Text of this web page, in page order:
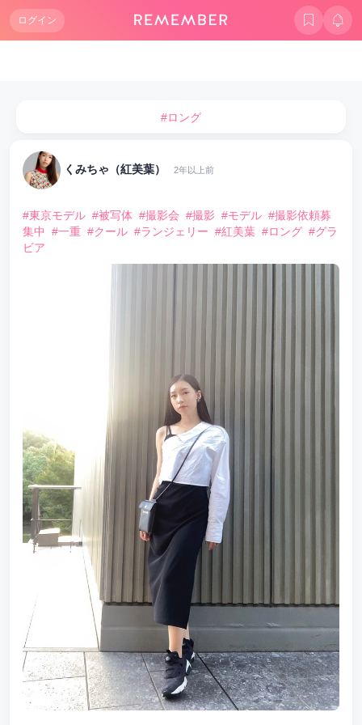
ログイン
#ロング
くみちゃ（紅美葉） 2年以上前
#東京モデル #被写体 #撮影会 #撮影 #モデル #撮影依頼募
集中
#一重 #クール #ランジェリー #紅美葉 #ロング #グラ
ビア